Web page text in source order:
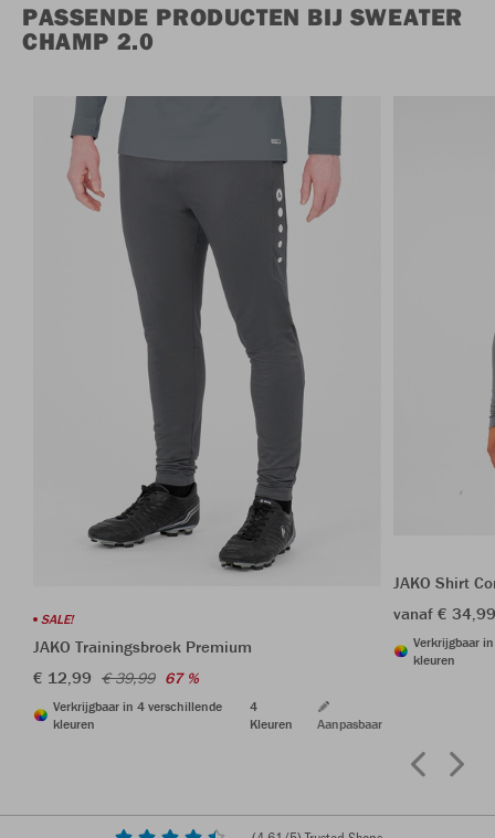
PASSENDE PRODUCTEN BIJ SWEATER
CHAMP 2.0
SALE!
JAKO Trainingsbroek Premium
€ 12,99 € 39,99 67 %
Verkrijgbaar in 4 verschillende
kleuren
4
Kleuren
Aanpasbaar
JAKO Shirt
vanaf €
Verkrijgbaar
kleuren